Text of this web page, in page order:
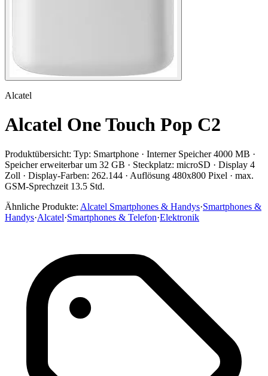
Alcatel
Alcatel One Touch Pop C2
Produktübersicht: Typ: Smartphone · Interner Speicher 4000 MB ·
Speicher erweiterbar um 32 GB · Steckplatz: microSD · Display 4
Zoll · Display-Farben: 262.144 · Auflösung 480x800 Pixel · max.
GSM-Sprechzeit 13.5 Std.
Ähnliche Produkte: Alcatel Smartphones & Handys·Smartphones &
Handys·Alcatel·Smartphones & Telefon·Elektronik